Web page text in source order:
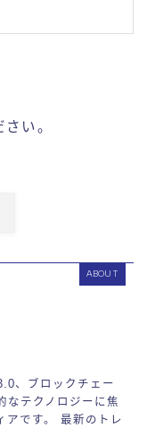
い。
ABOUT
、ブロックチェー
なテクノロジーに焦
アです。 最新のトレ